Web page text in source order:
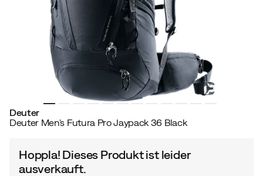
Deuter
Deuter Men's Futura Pro Jaypack 36 Black
Hoppla! Dieses Produkt ist leider
ausverkauft.